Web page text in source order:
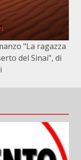
"La ragazza
del Sinai", di